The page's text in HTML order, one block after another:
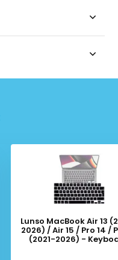
Lunso MacBook Air 13
2026) / Air 15 / Pro 14 /
(2021-2026) -